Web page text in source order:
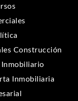
Construcción
Inmobiliario
Inmobiliaria